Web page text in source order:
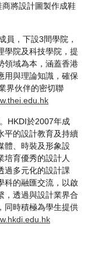
將設計圖製作成鞋
員，下設3間學院，
學院及科技學院，提
領域為本，涵蓋香港
用與理論知識，確保
界伙伴的密切聯
HKDI於2007年成
平的設計教育及持續
體、時裝及形象設
培育優秀的設計人
過多元化的設計課
科的融匯交流，以啟
，透過與設計業界合
同時積極為學生提供